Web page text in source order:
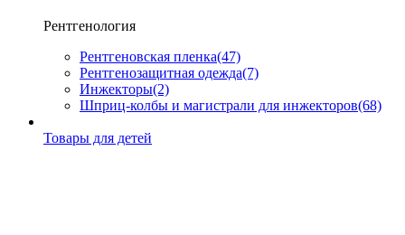
Рентгенология
Рентгеновская пленка(47)
Рентгенозащитная одежда(7)
Инжекторы(2)
Шприц-колбы и магистрали для инжекторов(68)
Товары для детей